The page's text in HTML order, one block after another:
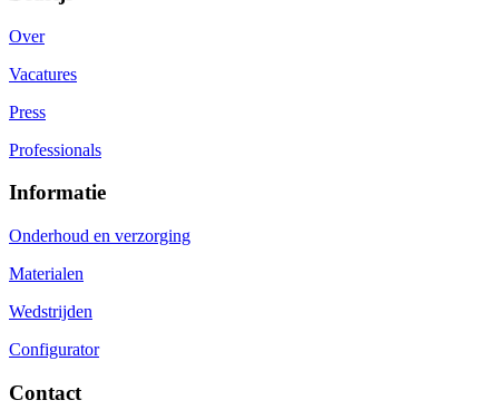
Over
Vacatures
Press
Professionals
Informatie
Onderhoud en verzorging
Materialen
Wedstrijden
Configurator
Contact